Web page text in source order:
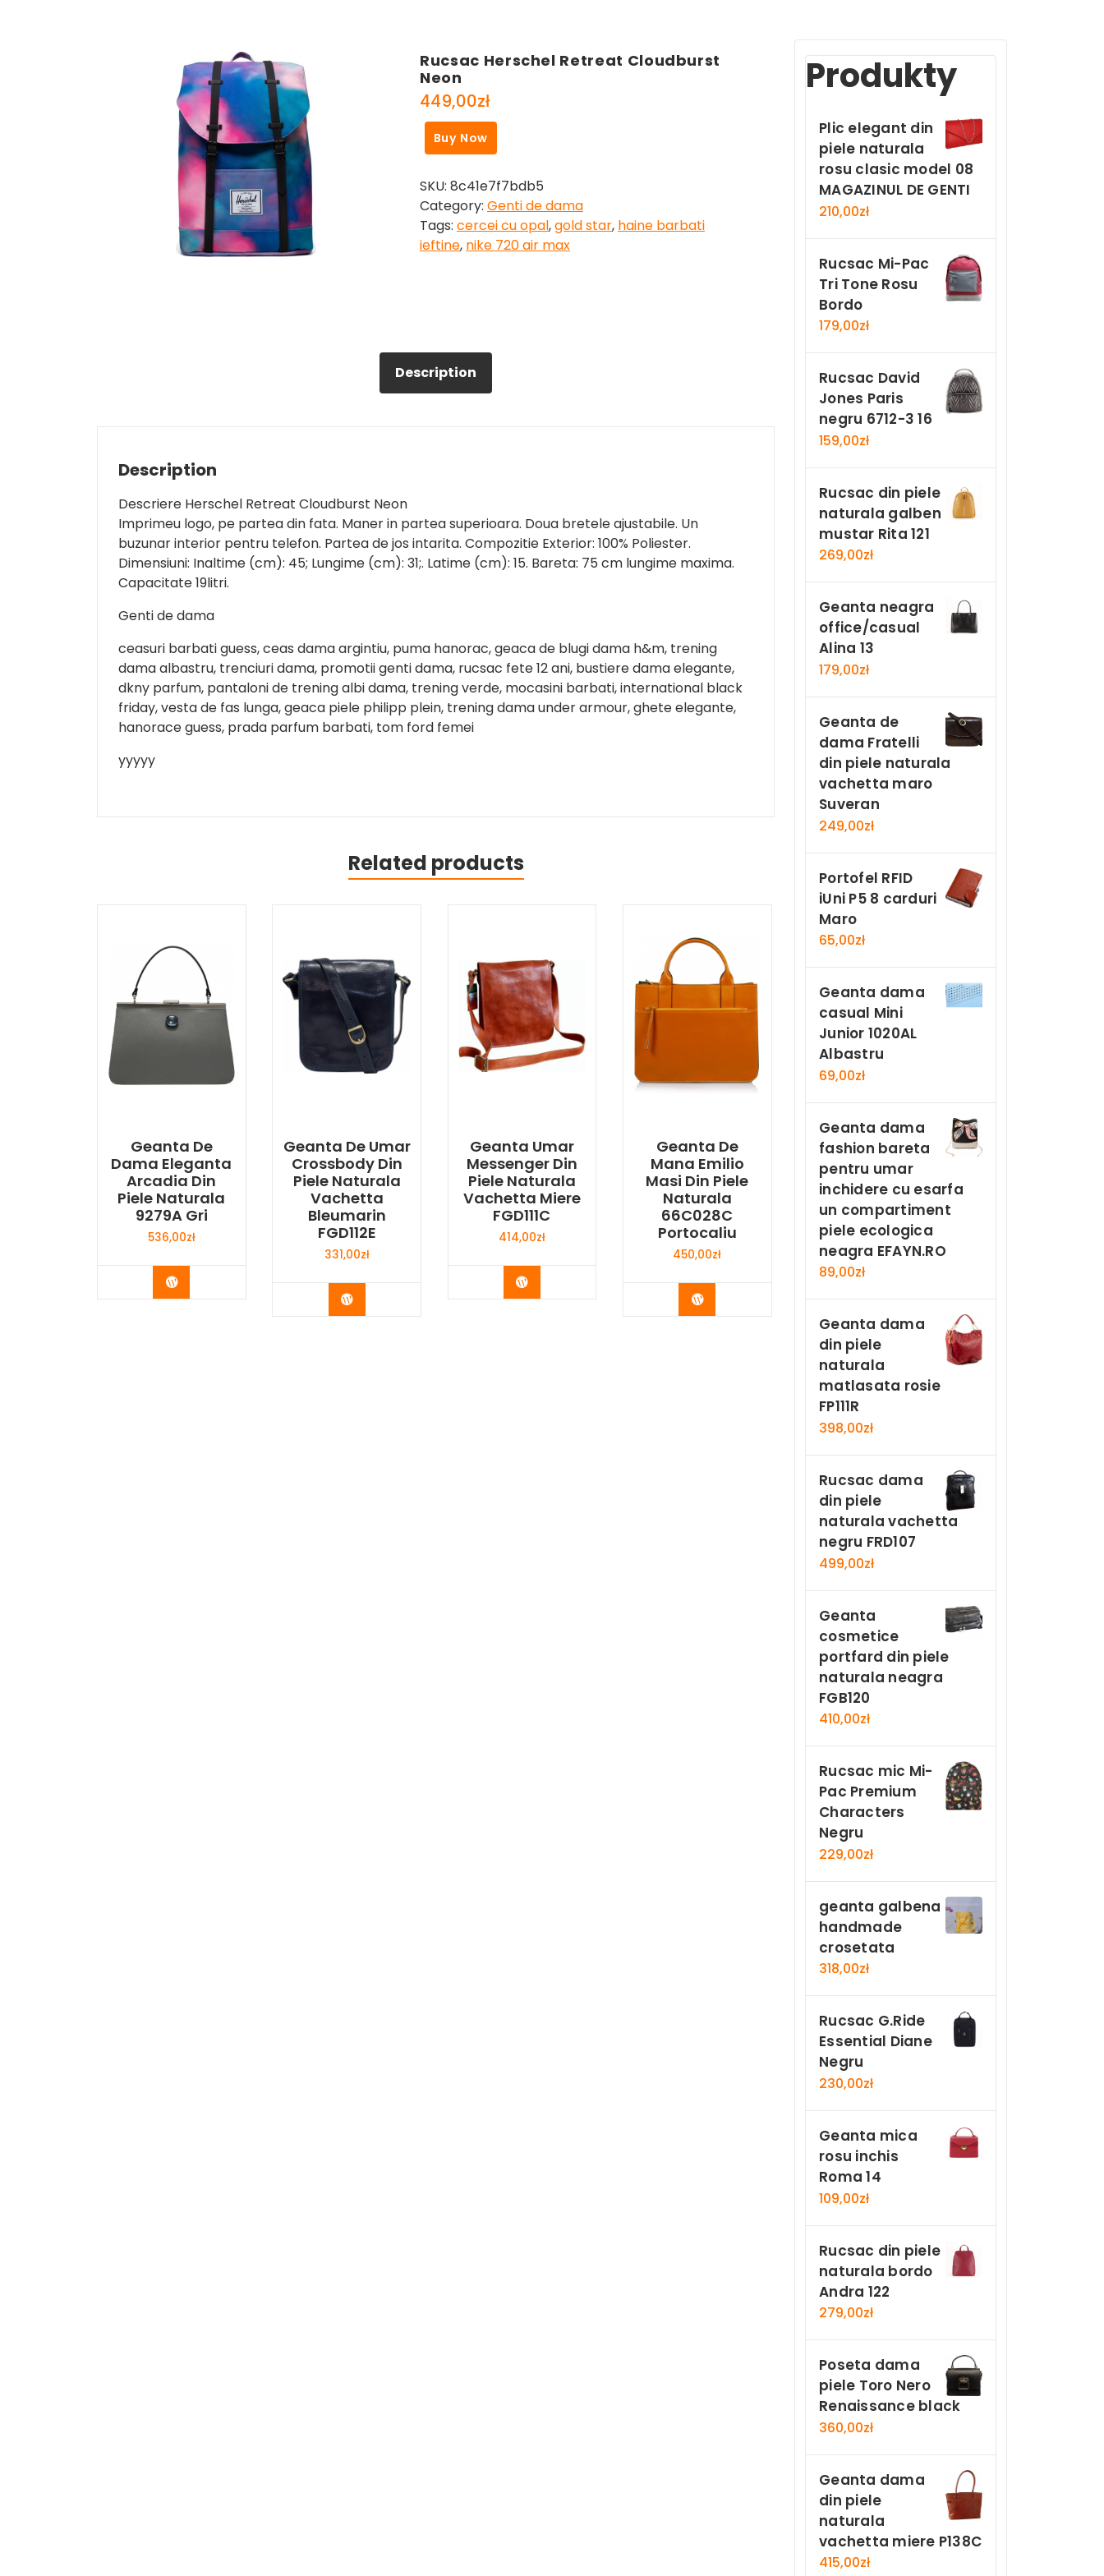
Rucsac Herschel Retreat Cloudburst
Neon
449,00zł
Buy Now
SKU: 8c41e7f7bdb5
Category: Genti de dama
Tags: cercei cu opal,gold star, haine barbati
ieftine, nike 720 air max
Description
Description
Descriere Herschel Retreat Cloudburst Neon
Imprimeu logo, pe partea din fata. Maner in partea superioara. Doua bretele ajustabile. Un
buzunar interior pentru telefon. Partea de jos intarita. Compozitie Exterior: 100% Poliester.
Dimensiuni: Inaltime (cm): 45; Lungime (cm): 31;. Latime (cm): 15. Bareta: 75 cm lungime maxima.
Capacitate 19litri.
Genti de dama
ceasuri barbati guess, ceas dama argintiu, puma hanorac, geaca de blugi dama h&m, trening
dama albastru, trenciuri dama, promotii genti dama, rucsac fete 12 ani, bustiere dama elegante,
dkny parfum, pantaloni de trening albi dama, trening verde, mocasini barbati, international black
friday, vesta de fas lunga, geaca piele philipp plein, trening dama under armour, ghete elegante,
hanorace guess, prada parfum barbati, tom ford femei
yyyyy
Related products
Geanta De
Dama Eleganta
Arcadia Din
Piele Naturala
9279A Gri
536,00zł
Buy Now
Geanta De Umar
Crossbody Din
Piele Naturala
Vachetta
Bleumarin
FGD112E
331,00zł
Buy Now
Geanta Umar
Messenger Din
Piele Naturala
Vachetta Miere
FGD111C
414,00zł
Buy Now
Geanta De
Mana Emilio
Masi Din Piele
Naturala
66C028C
Portocaliu
450,00zł
Buy Now
Produkty
Plic elegant din
piele naturala
rosu clasic model 08
MAGAZINUL DE GENTI
210,00zł
Rucsac Mi-Pac
Tri Tone Rosu
Bordo
179,00zł
Rucsac David
Jones Paris
negru 6712-3 16
159,00zł
Rucsac din piele
naturala galben
mustar Rita 121
269,00zł
Geanta neagra
office/casual
Alina 13
179,00zł
Geanta de
dama Fratelli
din piele naturala
vachetta maro
Suveran
249,00zł
Portofel RFID
iUni P5 8 carduri
Maro
65,00zł
Geanta dama
casual Mini
Junior 1020AL
Albastru
69,00zł
Geanta dama
fashion bareta
pentru umar
inchidere cu esarfa
un compartiment
piele ecologica
neagra EFAYN.RO
89,00zł
Geanta dama
din piele
naturala
matlasata rosie
FP111R
398,00zł
Rucsac dama
din piele
naturala vachetta
negru FRD107
499,00zł
Geanta
cosmetice
portfard din piele
naturala neagra
FGB120
410,00zł
Rucsac mic Mi-
Pac Premium
Characters
Negru
229,00zł
geanta galbena
handmade
crosetata
318,00zł
Rucsac G.Ride
Essential Diane
Negru
230,00zł
Geanta mica
rosu inchis
Roma 14
109,00zł
Rucsac din piele
naturala bordo
Andra 122
279,00zł
Poseta dama
piele Toro Nero
Renaissance black
360,00zł
Geanta dama
din piele
naturala
vachetta miere P138C
415,00zł